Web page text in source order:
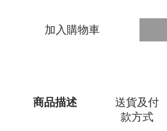
加入購物車
商品描述
送貨及付
款方式